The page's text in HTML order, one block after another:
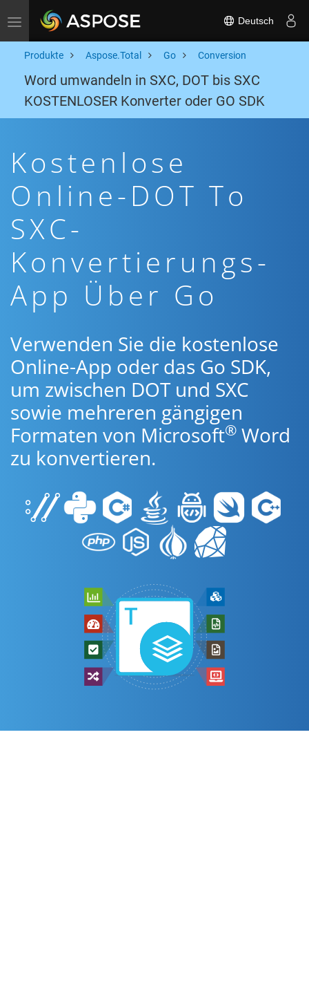
Toggle navigation Deutsch
Produkte Aspose.Total Go Conversion
Word umwandeln in SXC, DOT bis SXC
KOSTENLOSER Konverter oder GO SDK
Kostenlose
Online-DOT To
SXC-
Konvertierungs-
App Über Go
Verwenden Sie die kostenlose
Online-App oder das Go SDK,
um zwischen DOT und SXC
sowie mehreren gängigen
Formaten von Microsoft® Word
zu konvertieren.